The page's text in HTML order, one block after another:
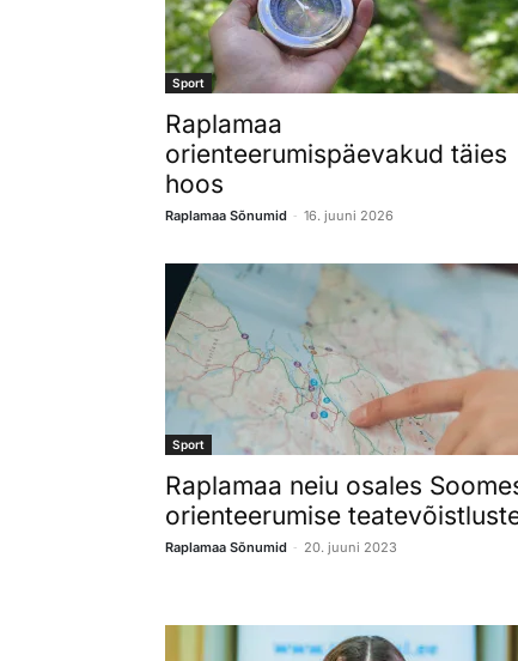
Sport
Raplamaa
orienteerumispäevakud täies
hoos
Raplamaa Sõnumid - 16. juuni 2026
Sport
Raplamaa neiu osales
orienteerumise
Raplamaa Sõnumid - 20. juuni 2023